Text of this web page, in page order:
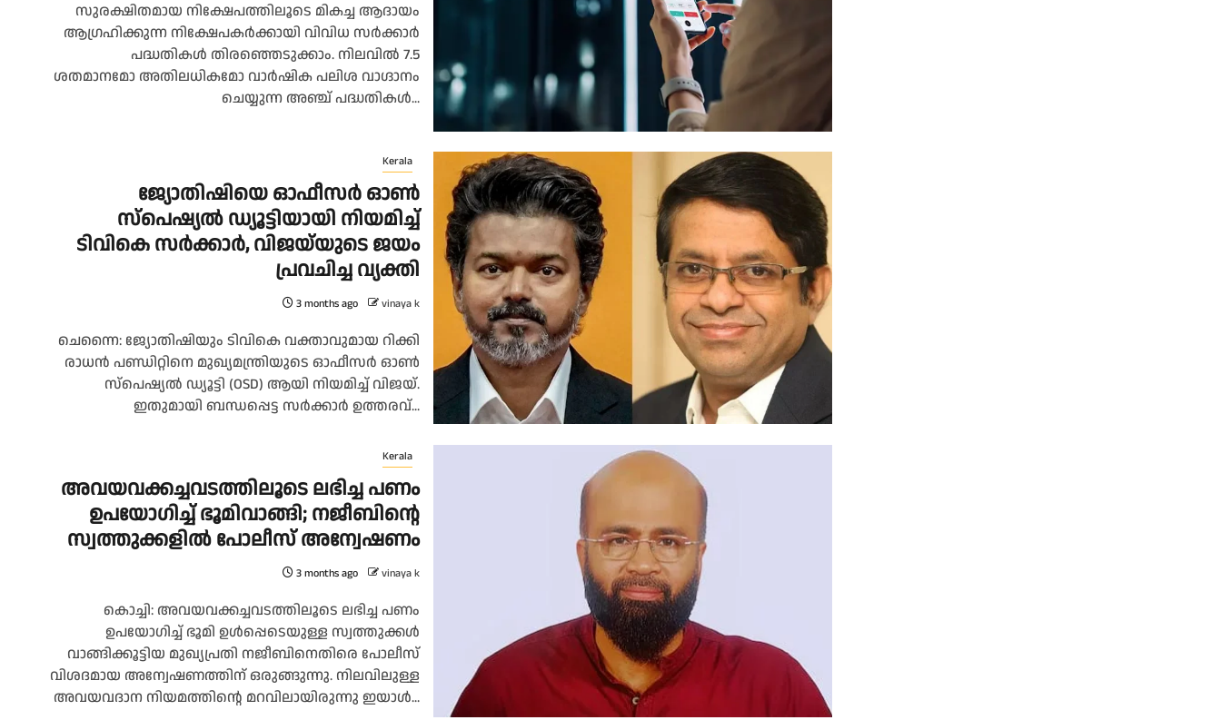
സുരക്ഷിതമായ നിക്ഷേപത്തിലൂടെ മികച്ച ആദായം
ആഗ്രഹിക്കുന്ന നിക്ഷേപകർക്കായി വിവിധ സർക്കാർ
പദ്ധതികൾ തിരഞ്ഞെടുക്കാം. നിലവിൽ 7.5
ശതമാനമോ അതിലധികമോ വാർഷിക പലിശ വാഗ്ദാനം
ചെയ്യുന്ന അഞ്ച് പദ്ധതികൾ...
Kerala
ജ്യോതിഷിയെ ഓഫീസർ ഓൺ
സ്പെഷ്യൽ ഡ്യൂട്ടിയായി നിയമിച്ച്
ടിവികെ സർക്കാർ, വിജയ്‌യുടെ ജയം
പ്രവചിച്ച വ്യക്തി
3 months ago vinaya k
ചെന്നൈ: ജ്യോതിഷിയും ടിവികെ വക്താവുമായ റിക്കി
രാധൻ പണ്ഡിറ്റിനെ മുഖ്യമന്ത്രിയുടെ ഓഫീസർ ഓൺ
സ്‌പെഷ്യൽ ഡ്യൂട്ടി (OSD) ആയി നിയമിച്ച് വിജയ്.
ഇതുമായി ബന്ധപ്പെട്ട സർക്കാർ ഉത്തരവ്...
Kerala
അവയവക്കച്ചവടത്തിലൂടെ ലഭിച്ച പണം
ഉപയോഗിച്ച് ഭൂമിവാങ്ങി; നജീബിന്റെ
സ്വത്തുക്കളിൽ പോലീസ് അന്വേഷണം
3 months ago vinaya k
കൊച്ചി: അവയവക്കച്ചവടത്തിലൂടെ ലഭിച്ച പണം
ഉപയോഗിച്ച് ഭൂമി ഉൾപ്പെടെയുള്ള സ്വത്തുക്കൾ
വാങ്ങിക്കൂട്ടിയ മുഖ്യപ്രതി നജീബിനെതിരെ പോലീസ്
വിശദമായ അന്വേഷണത്തിന് ഒരുങ്ങുന്നു. നിലവിലുള്ള
അവയവദാന നിയമത്തിന്റെ മറവിലായിരുന്നു ഇയാൾ...